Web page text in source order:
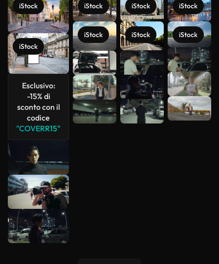
iStock
iStock
Esclusivo:
-15% di
sconto con il
codice
"COVERR15"
iStock
iStock
iStock
iStock
iStock
iStock
Scopri di
più